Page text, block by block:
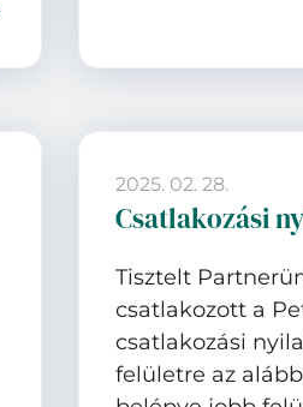
2025. 02. 28.
Csatlakozási
Tisztelt
csatlakozott a
csatlakozási
felületre az